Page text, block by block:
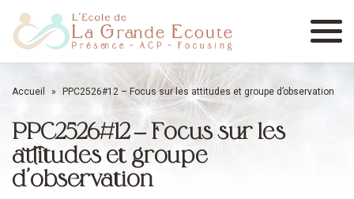
Menu
Accueil » PPC2526#12 – Focus sur les attitudes et groupe d’observation
PPC2526#12 – Focus sur les
attitudes et groupe
d’observation